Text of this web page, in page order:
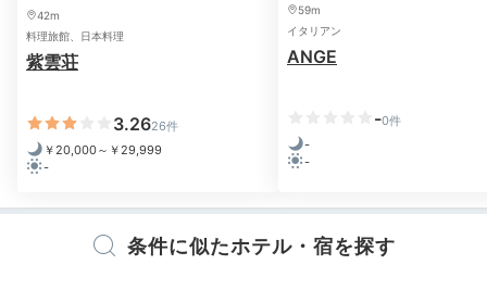
早川渓谷の自然を眺められる大浴場は、昔懐かしい雰囲
気を味わえます。貸切風呂では、大正6年にイタリアか
ら取り寄せて作った大理石のお風呂を満喫できますよ。
42m
料理旅館、日本料理
紫雲荘
3.2626件
￥20,000～￥29,999
-
59m
イタリアン
ANGE
-0件
-
-
条件に似たホテル・宿を探す